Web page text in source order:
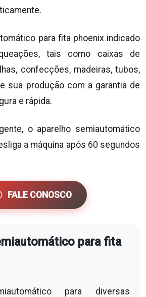
para fita phoenix indicado
tais como caixas de
confecções, madeiras, tubos,
sua produção com a garantia de
e rápida.
o aparelho semiautomático
a máquina após 60 segundos
FALE CONOSCO
para fita
para diversas